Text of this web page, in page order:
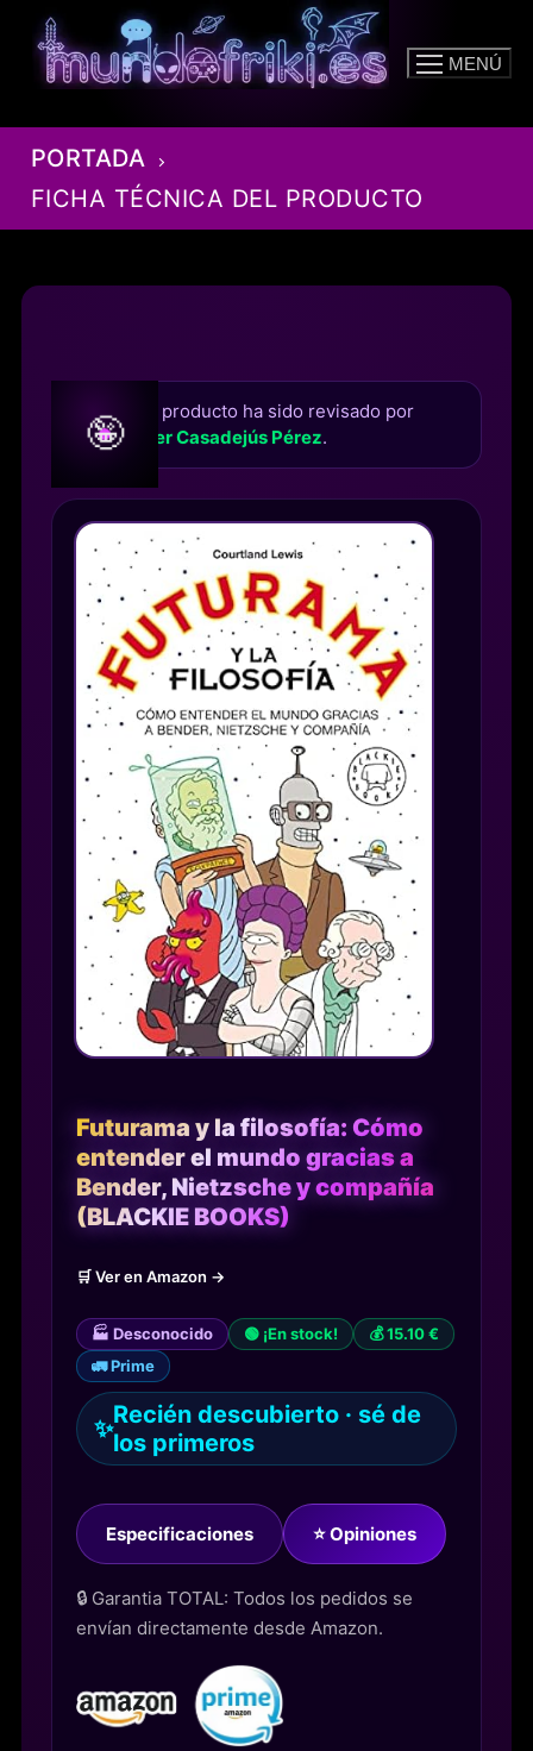
contenido
MENÚ
PORTADA
FICHA TÉCNICA DEL PRODUCTO
🤪 Este producto ha sido revisado por
Roger Casadejús Pérez.
Futurama y la filosofía: Cómo
entender el mundo gracias a
Bender, Nietzsche y compañía
(BLACKIE BOOKS)
🛒 Ver en Amazon →
🏭 Desconocido 🟢 ¡En stock!
💰 15.10 €
🚛 Prime
✨Recién descubierto · sé de
los primeros
Especificaciones ⭐ Opiniones
🔒 Garantia TOTAL: Todos los pedidos se
envían directamente desde Amazon.